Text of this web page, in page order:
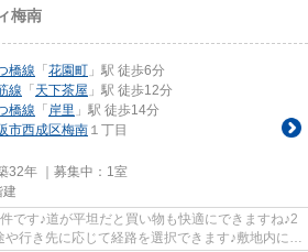
梅南
橋線 「 花園町 」駅 徒歩6分
線 「 天下茶屋 」駅 徒歩12分
橋線 「 岸里 」駅 徒歩14分
市西成区梅南 １丁目
32年 ｜募集中： 1室
建
です♪道が平坦だと買い物も快適にできますね♪2
行き先に応じて経路を選択できます♪敷地内には